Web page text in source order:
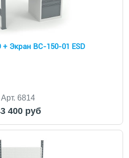
+ Экран ВС-150-01 ESD
Арт. 6814
400 руб